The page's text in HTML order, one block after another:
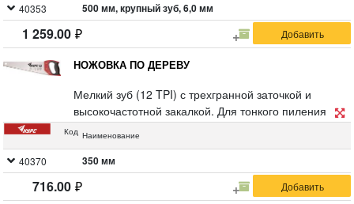
40353 500 мм, крупный зуб, 6,0 мм
1 259.00
НОЖОВКА ПО ДЕРЕВУ
Мелкий зуб (12 TPI) с трехгранной заточкой и
высокочастотной закалкой. Для тонкого пиления
древесины мягких и твердых пород , ламината,
инструментальная сталь, пластиковая
прорезиненная ручка.
Код Наименование
40370 350 мм
716.00